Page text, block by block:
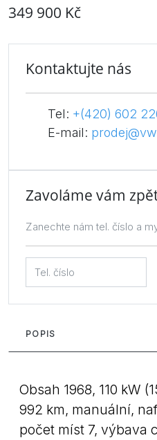
349 900 Kč
Kontaktujte nás
Tel: +(420) 602
E-mail:
Zavoláme vám
Zanechte nám tel. číslo a
POPIS
Obsah 1968, 110 kW
992 km, manuální,
počet míst 7, výbava